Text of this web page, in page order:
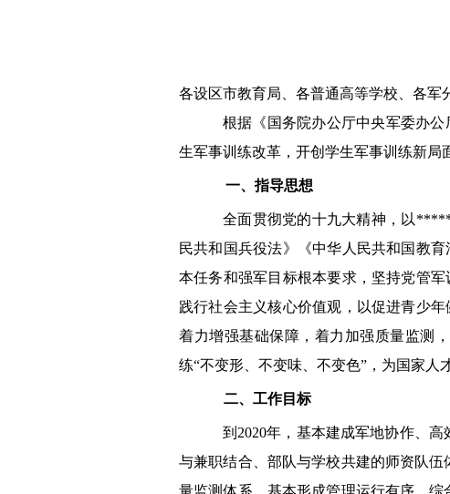
各设区市教育局、各普通高等学校、各军
根据《国务院办公厅中央军委办公
生军事训练改革，开创学生军事训练新局
一、指导思想
全面贯彻党的十九大精神，以
民共和国兵役法》《中华人民共和国教
本任务和强军目标根本要求，坚持党管
践行社会主义核心价值观，以促进青少
着力增强基础保障，着力加强质量监测
练“不变形、不变味、不变色”，为国家人
二、工作目标
到2020年，基本建成军地协作、
与兼职结合、部队与学校共建的师资队
量监测体系。基本形成管理运行有序、